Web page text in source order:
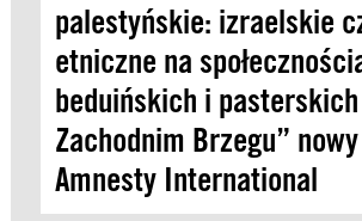
palestyńskie: izraelskie
etniczne na
beduińskich i
Zachodnim Brzegu”
Amnesty International